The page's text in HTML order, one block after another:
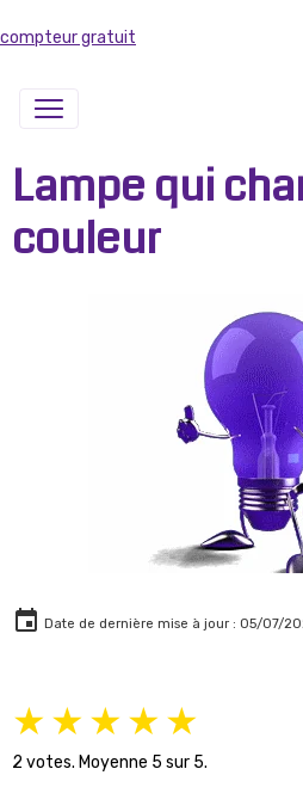
compteur gratuit
Lampe qui
couleur
Date de dernière mise à jour : 05/07/
★★★★★
2 votes. Moyenne 5 sur 5.